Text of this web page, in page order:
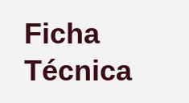
Ficha
Técnica